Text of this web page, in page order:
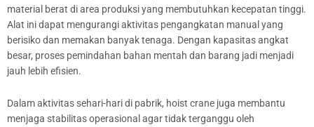
material berat di area produksi yang membutuhkan kecepatan tinggi.
Alat ini dapat mengurangi aktivitas pengangkatan manual yang
berisiko dan memakan banyak tenaga. Dengan kapasitas angkat
besar, proses pemindahan bahan mentah dan barang jadi menjadi
jauh lebih efisien.
Dalam aktivitas sehari-hari di pabrik, hoist crane juga membantu
menjaga stabilitas operasional agar tidak terganggu oleh